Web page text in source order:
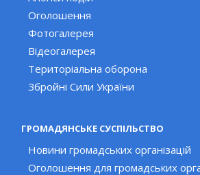
Оголошення
Фотогалерея
Відеогалерея
Територіальна оборона
Збройні Сили України
ГРОМАДЯНСЬКЕ СУСПІЛЬСТВО
Новини громадських організацій
Оголошення для громадських